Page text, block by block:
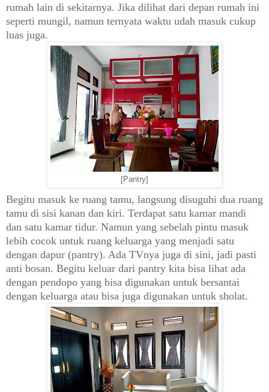
rumah lain di sekitarnya. Jika dilihat dari depan rumah ini
seperti mungil, namun ternyata waktu udah masuk cukup
luas juga.
[Pantry]
Begitu masuk ke ruang tamu, langsung disuguhi dua ruang
tamu di sisi kanan dan kiri. Terdapat satu kamar mandi
dan satu kamar tidur. Namun yang sebelah pintu masuk
lebih cocok untuk ruang keluarga yang menjadi satu
dengan dapur (pantry). Ada TVnya juga di sini, jadi pasti
anti bosan. Begitu keluar dari pantry kita bisa lihat ada
dengan pendopo yang bisa digunakan untuk bersantai
dengan keluarga atau bisa juga digunakan untuk sholat.